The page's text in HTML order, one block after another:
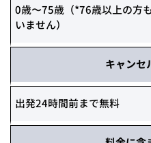
0歳〜75歳（*76歳以上の方
いません）
キャンセ
出発24時間前まで無料